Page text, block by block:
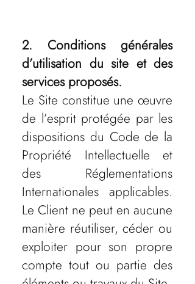
2. Conditions générales
d’utilisation du site et des
services proposés.
Le Site constitue une œuvre
de l’esprit protégée par les
dispositions du Code de la
Propriété Intellectuelle et
des Réglementations
Internationales applicables.
Le Client ne peut en aucune
manière réutiliser, céder ou
exploiter pour son propre
compte tout ou partie des